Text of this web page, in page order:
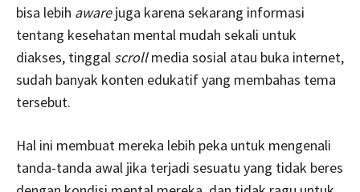
bisa lebih awarejuga karena sekarang informasi
tentang kesehatan mental mudah sekali untuk
diakses, tinggal scrollmedia sosial atau buka internet,
sudah banyak konten edukatif yang membahas tema
tersebut.
Hal ini membuat mereka lebih peka untuk mengenali
tanda-tanda awal jika terjadi sesuatu yang tidak beres